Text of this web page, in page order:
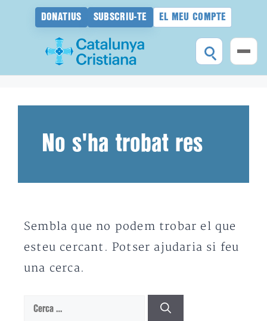
DONATIUS SUBSCRIU-TE EL MEU COMPTE
No s'ha trobat res
Sembla que no podem trobar el que
esteu cercant. Potser ajudaria si feu
una cerca.
Cerca: